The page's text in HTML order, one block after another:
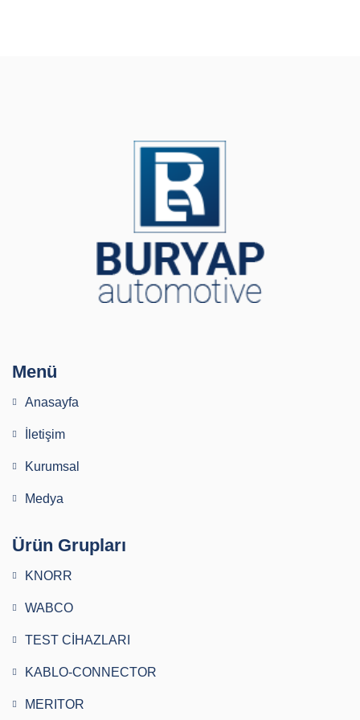
Menü
Anasayfa
İletişim
Kurumsal
Medya
Ürün Grupları
KNORR
WABCO
TEST CİHAZLARI
KABLO-CONNECTOR
MERITOR